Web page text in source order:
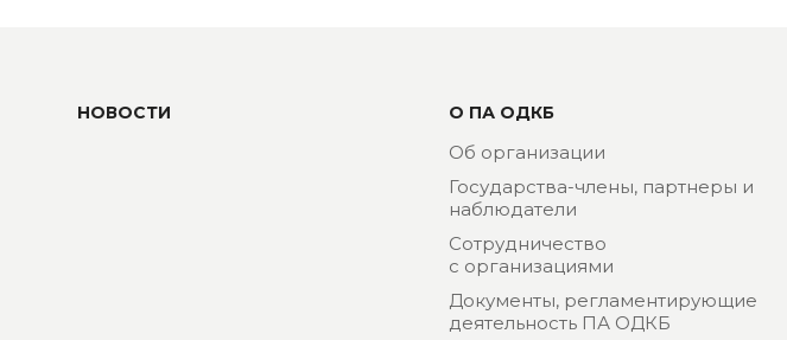
НОВОСТИ О ПА ОДКБ
Об организации
Государства-члены, партнеры и
наблюдатели
Сотрудничество
с организациями
Документы, регламентирующие
деятельность ПА ОДКБ